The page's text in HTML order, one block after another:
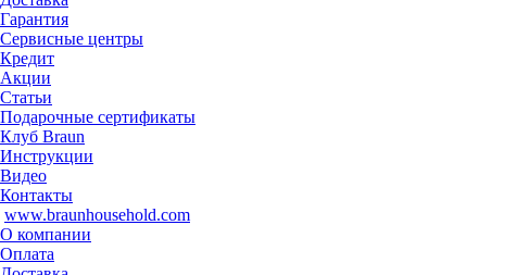
Гарантия
Сервисные центры
Кредит
Акции
Статьи
Подарочные сертификаты
Клуб Braun
Инструкции
Видео
Контакты
www.braunhousehold.com
О компании
Оплата